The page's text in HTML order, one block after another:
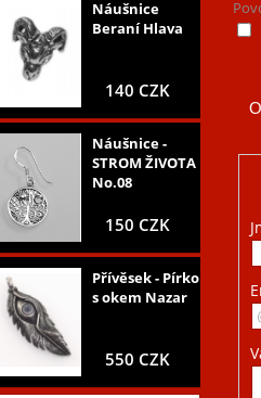
Náušnice
Beraní Hlava
140 CZK
Náušnice -
STROM ŽIVOTA
No.08
150 CZK
Přívěsek - Pírko
s okem Nazar
550 CZK